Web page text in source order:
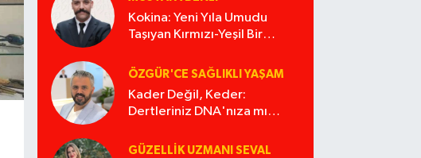
Kokina: Yeni Yıla Umudu
Taşıyan Kırmızı-Yeşil Bir
ÖZGÜR'CE SAĞLIKLI YAŞAM
Kader Değil, Keder:
Dertleriniz DNA'nıza mı
GÜZELLIK UZMANI SEVAL